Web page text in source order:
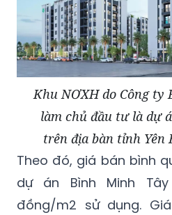
Khu NƠXH do Công ty
làm chủ đầu tư là dự
trên địa bàn tỉnh Yên
Theo đó, giá bán bình
dự án Bình Minh
đồng/m2 sử dụng.